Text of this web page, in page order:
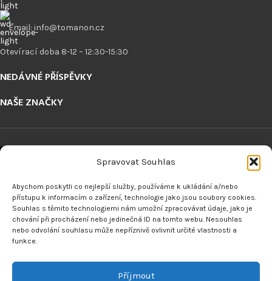
Spravovat Souhlas
Abychom poskytli co nejlepší služby, používáme k ukládání a/nebo
přístupu k informacím o zařízení, technologie jako jsou soubory cookies.
Souhlas s těmito technologiemi nám umožní zpracovávat údaje, jako je
chování při procházení nebo jedinečná ID na tomto webu. Nesouhlas
nebo odvolání souhlasu může nepříznivě ovlivnit určité vlastnosti a
funkce.
Příjmout
Email: info@tomanon.cz
Otevírací doba 8-12 – 12:30-15:30
NEDÁVNÉ PŘÍSPĚVKY
NAŠE ZNAČKY
ODKAZY